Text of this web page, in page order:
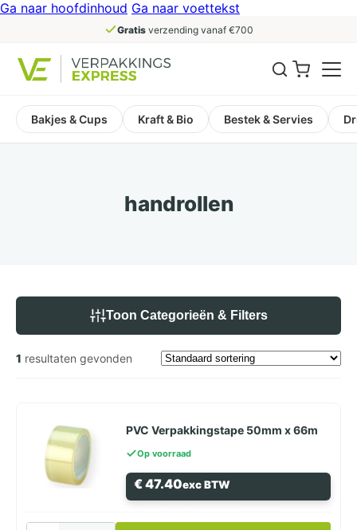
Ga naar hoofdinhoud Ga naar voettekst
Gratisverzending vanaf €700
Bakjes & Cups Kraft & Bio Bestek & Servies
handrollen
Toon Categorieën & Filters
1 resultaten gevonden
PVC Verpakkingstape 50mm x 66m
Op voorraad
€47.40exc BTW